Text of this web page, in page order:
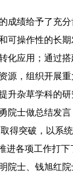
成绩给予了充
可操作性的长
化应用；通过
源，组织开展
升杂草学科的
院士做总结发
得突破，以系
各项工作打下
院士、钱旭红